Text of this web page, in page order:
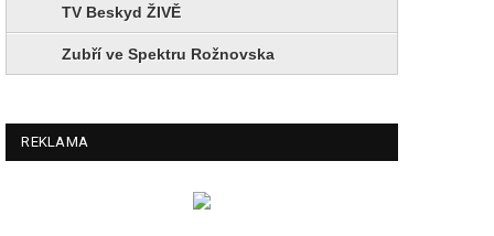
TV Beskyd ŽIVĚ
Zubří ve Spektru Rožnovska
REKLAMA